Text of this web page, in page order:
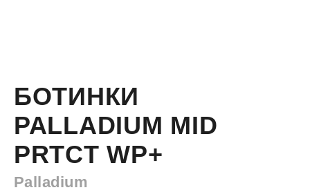
БОТИНКИ
PALLADIUM MID
PRTCT WP+
Palladium